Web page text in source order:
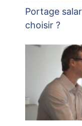
Portage
choisir ?